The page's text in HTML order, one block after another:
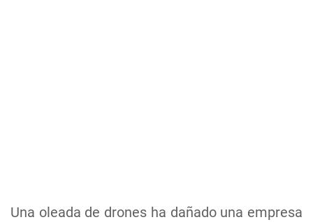
Una oleada de drones ha dañado una empresa